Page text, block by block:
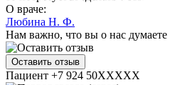
О враче:
Любина Н. Ф.
Нам важно, что вы о нас думаете
Оставить отзыв
Пациент +7 924 50XXXXX